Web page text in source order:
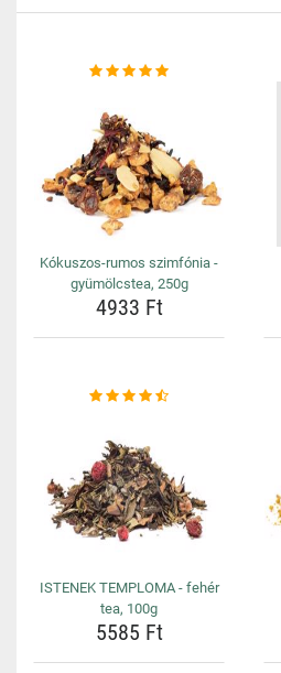
Kókuszos-rumos szimfónia -
gyümölcstea, 250g
4933 Ft
ISTENEK TEMPLOMA - fehér
tea, 100g
5585 Ft